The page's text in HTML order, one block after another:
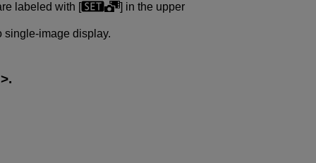
labeled with [
] in the upper
single-image display.
.